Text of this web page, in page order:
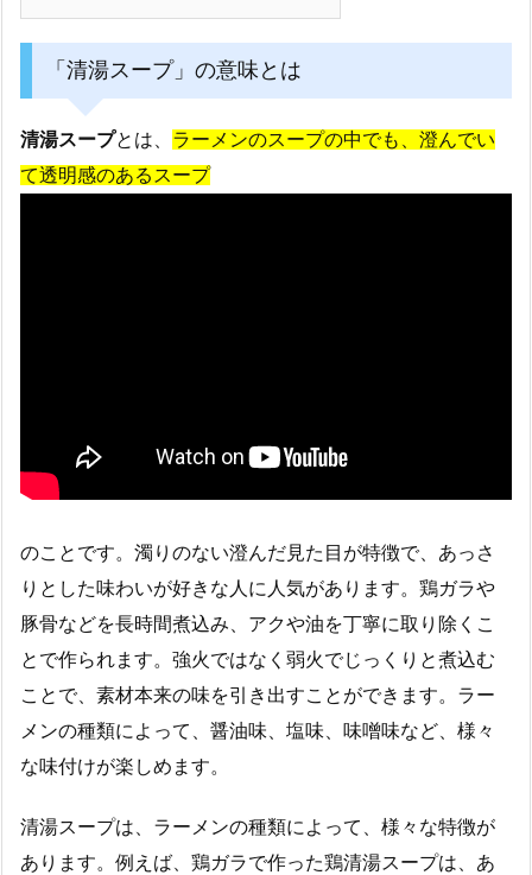
「清湯スープ」の意味とは
清湯スープとは、 ラーメンのスープの中でも、澄んでい
て透明感のあるスープ
のことです。濁りのない澄んだ見た目が特徴で、あっさ
りとした味わいが好きな人に人気があります。鶏ガラや
豚骨などを長時間煮込み、アクや油を丁寧に取り除くこ
とで作られます。強火ではなく弱火でじっくりと煮込む
ことで、素材本来の味を引き出すことができます。ラー
メンの種類によって、醤油味、塩味、味噌味など、様々
な味付けが楽しめます。
清湯スープは、ラーメンの種類によって、様々な特徴が
あります。例えば、鶏ガラで作った鶏清湯スープは、あ